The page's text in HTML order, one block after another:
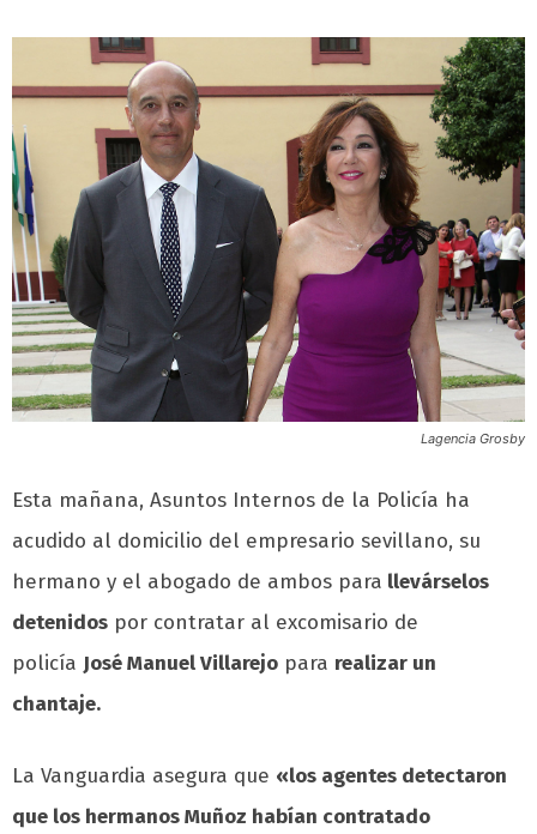
Lagencia Grosby
Esta mañana, Asuntos Internos de la Policía ha
acudido al domicilio del empresario sevillano, su
hermano y el abogado de ambos para llevárselos
detenidos por contratar al excomisario de
policía José Manuel Villarejo para realizar un
chantaje.
La Vanguardia asegura que «los agentes detectaron
que los hermanos Muñoz habían contratado